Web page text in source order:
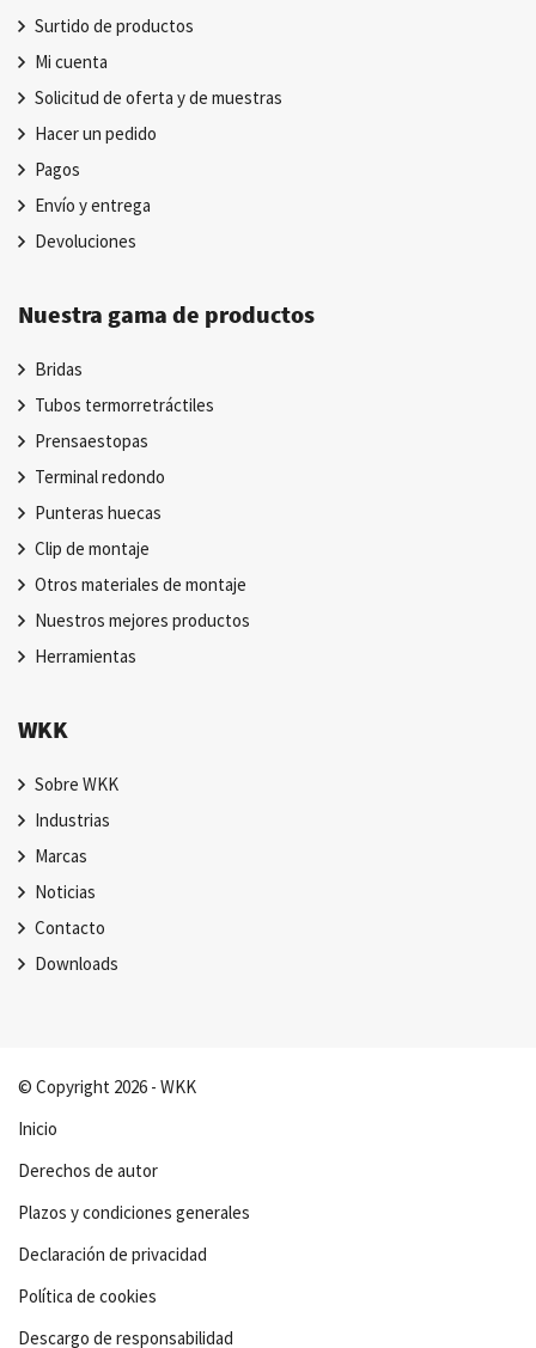
Surtido de productos
Mi cuenta
Solicitud de oferta y de muestras
Hacer un pedido
Pagos
Envío y entrega
Devoluciones
Nuestra gama de productos
Bridas
Tubos termorretráctiles
Prensaestopas
Terminal redondo
Punteras huecas
Clip de montaje
Otros materiales de montaje
Nuestros mejores productos
Herramientas
WKK
Sobre WKK
Industrias
Marcas
Noticias
Contacto
Downloads
© Copyright 2026 - WKK
Inicio
Derechos de autor
Plazos y condiciones generales
Declaración de privacidad
Política de cookies
Descargo de responsabilidad